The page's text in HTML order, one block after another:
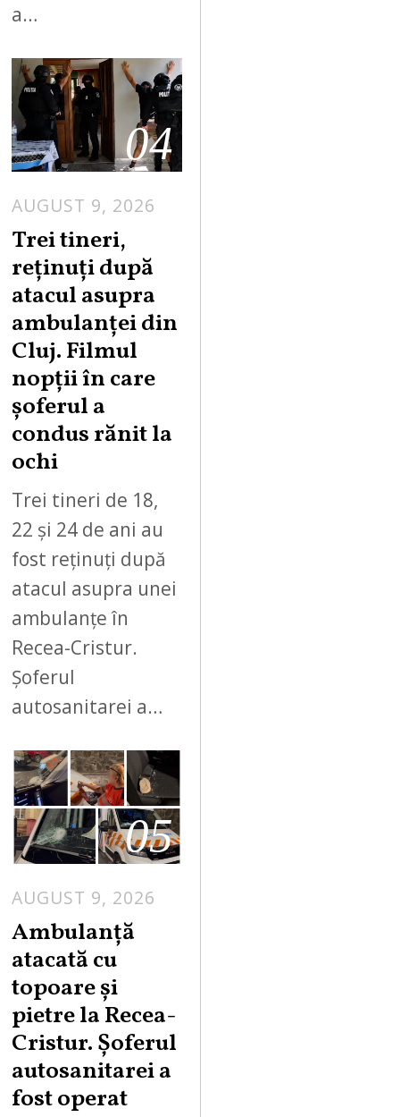
a…
04
AUGUST 9, 2026
Trei tineri,
reținuți după
atacul asupra
ambulanței din
Cluj. Filmul
nopții în care
șoferul a
condus rănit la
ochi
Trei tineri de 18,
22 și 24 de ani au
fost reținuți după
atacul asupra unei
ambulanțe în
Recea-Cristur.
Șoferul
autosanitarei a…
05
AUGUST 9, 2026
Ambulanță
atacată cu
topoare și
pietre la Recea-
Cristur. Șoferul
autosanitarei a
fost operat